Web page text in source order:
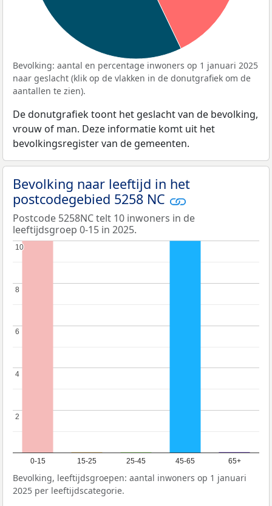
Bevolking: aantal en percentage inwoners op 1 januari 2025
naar geslacht (klik op de vlakken in de donutgrafiek om de
aantallen te zien).
De donutgrafiek toont het geslacht van de bevolking,
vrouw of man. Deze informatie komt uit het
bevolkingsregister van de gemeenten.
Bevolking naar leeftijd in het
postcodegebied 5258 NC
Postcode 5258NC telt 10 inwoners in de
leeftijdsgroep 0-15 in 2025.
0-15 15-25 25-45 45-65 65+
2
2
4
4
6
6
8
8
10
10
Bevolking, leeftijdsgroepen: aantal inwoners op 1 januari
2025 per leeftijdscategorie.